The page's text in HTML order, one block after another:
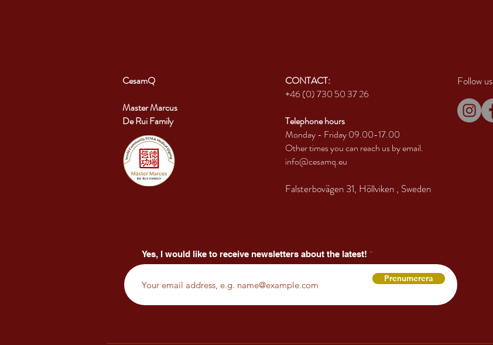
CONTACT:
+46 (0) 730 50 37 26
Telephone hours
Monday - Friday 09.00-17.00
Other times you can reach us by email.
info@cesamq.eu
Falsterbovägen 31, Höllviken , Sweden
CesamQ
Master Marcus
De Rui Family
Follow us
Yes, I would like to receive newsletters about the latest!
Prenumerera